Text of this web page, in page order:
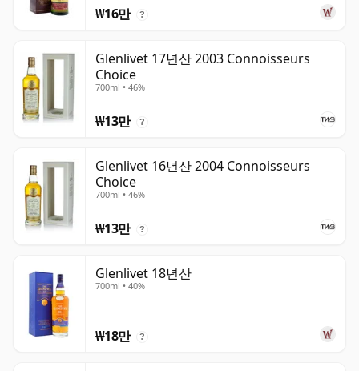
₩16만 ?
Glenlivet 17년산 2003 Connoisseurs
Choice
700ml • 46%
₩13만 ?
Glenlivet 16년산 2004 Connoisseurs
Choice
700ml • 46%
₩13만 ?
Glenlivet 18년산
700ml • 40%
₩18만 ?